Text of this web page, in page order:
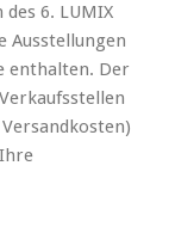
6. LUMIX
Ausstellungen
enthalten. Der